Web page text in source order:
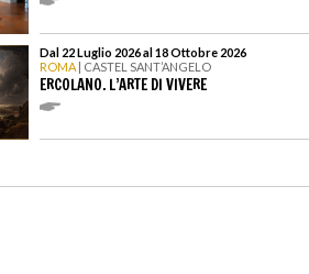
Dal 22 Luglio 2026 al 18 Ottobre 2026
ROMA | CASTEL SANT’ANGELO
ERCOLANO. L’ARTE DI VIVERE